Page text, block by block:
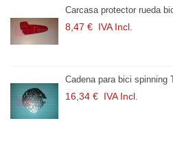
Carcasa protector rueda
8,47 € IVA Incl.
Cadena para bici spinning
16,34 € IVA Incl.